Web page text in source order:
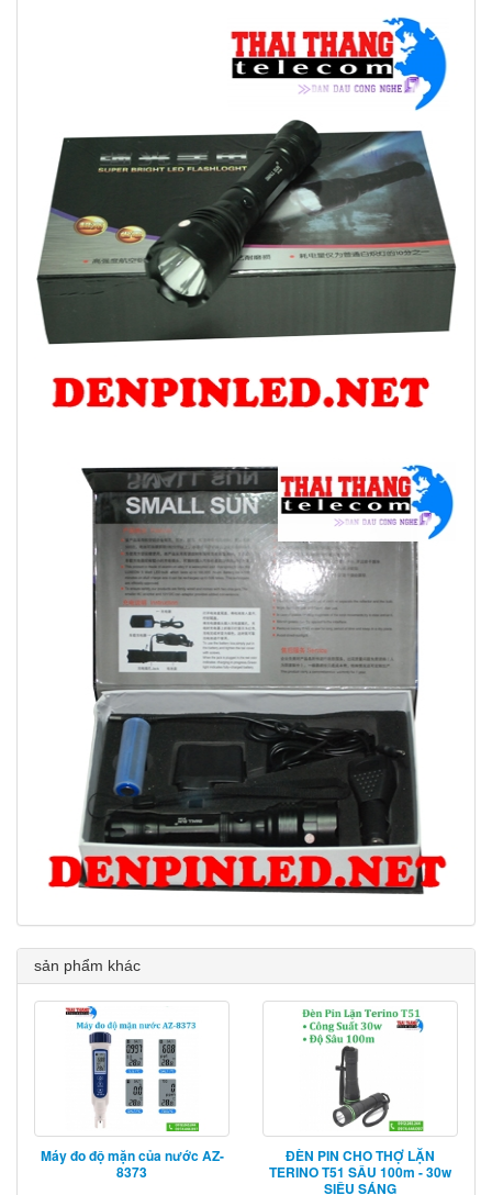
sản phẩm khác
Máy đo độ mặn của nước AZ-
8373
ĐÈN PIN CHO THỢ LẶN
TERINO T51 SÂU 100m - 30w
SIÊU SÁNG